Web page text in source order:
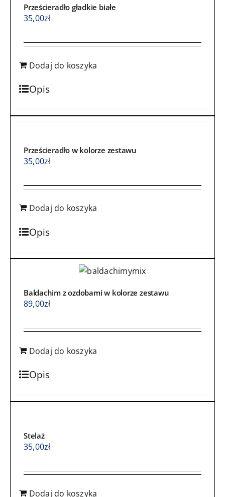
minky
Prześcieradło gładkie białe
35,00zł
Dodaj do koszyka
Opis
Prześcieradło w kolorze zestawu
35,00zł
Dodaj do koszyka
Opis
Baldachim z ozdobami w kolorze zestawu
89,00zł
Dodaj do koszyka
Opis
Stelaż
35,00zł
Dodaj do koszyka